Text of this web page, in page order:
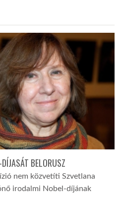
BELORUSZ
nem közvetíti Szvetlana
irodalmi Nobel-díjának